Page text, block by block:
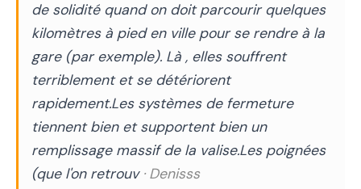
de solidité quand on doit parcourir quelques
kilomètres à pied en ville pour se rendre à la
gare (par exemple). Là , elles souffrent
terriblement et se détériorent
rapidement.Les systèmes de fermeture
tiennent bien et supportent bien un
remplissage massif de la valise.Les poignées
(que l'on retrouv · Denisss